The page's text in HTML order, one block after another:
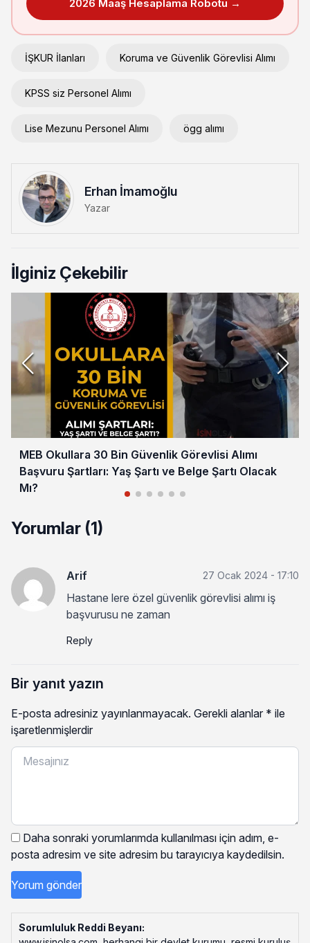
2026 Maaş Hesaplama Robotu →
İŞKUR İlanları Koruma ve Güvenlik Görevlisi Alımı
KPSS siz Personel Alımı
Lise Mezunu Personel Alımı ögg alımı
Erhan İmamoğlu
Yazar
İlginiz Çekebilir
MEB Okullara 30 Bin Güvenlik Görevlisi Alımı
Başvuru Şartları: Yaş Şartı ve Belge Şartı Olacak
Mı?
Yorumlar (1)
Arif 27 Ocak 2024 - 17:10
Hastane lere özel güvenlik görevlisi alımı iş
başvurusu ne zaman
Reply
Bir yanıt yazın
E-posta adresiniz yayınlanmayacak. Gerekli alanlar * ile
işaretlenmişlerdir
Daha sonraki yorumlarımda kullanılması için adım, e-
posta adresim ve site adresim bu tarayıcıya kaydedilsin.
Sorumluluk Reddi Beyanı: